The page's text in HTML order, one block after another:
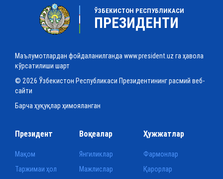
ЎЗБЕКИСТОН РЕСПУБЛИКАСИ
ПРЕЗИДЕНТИ
Маълумотлардан фойдаланилганда www.president.uz га ҳавола
кўрсатилиши шарт
© 2026 Ўзбекистон Республикаси Президентининг расмий веб-
сайти
Барча ҳуқуқлар ҳимояланган
Президент
Мақом
Таржимаи ҳол
Воқеалар
Янгиликлар
Мажлислар
Ҳужжатлар
Фармонлар
Қарорлар